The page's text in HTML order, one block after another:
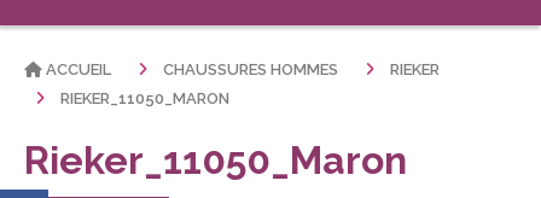
ACCUEIL CHAUSSURES HOMMES
RIEKER
RIEKER_11050_MARON
Rieker_11050_Maron